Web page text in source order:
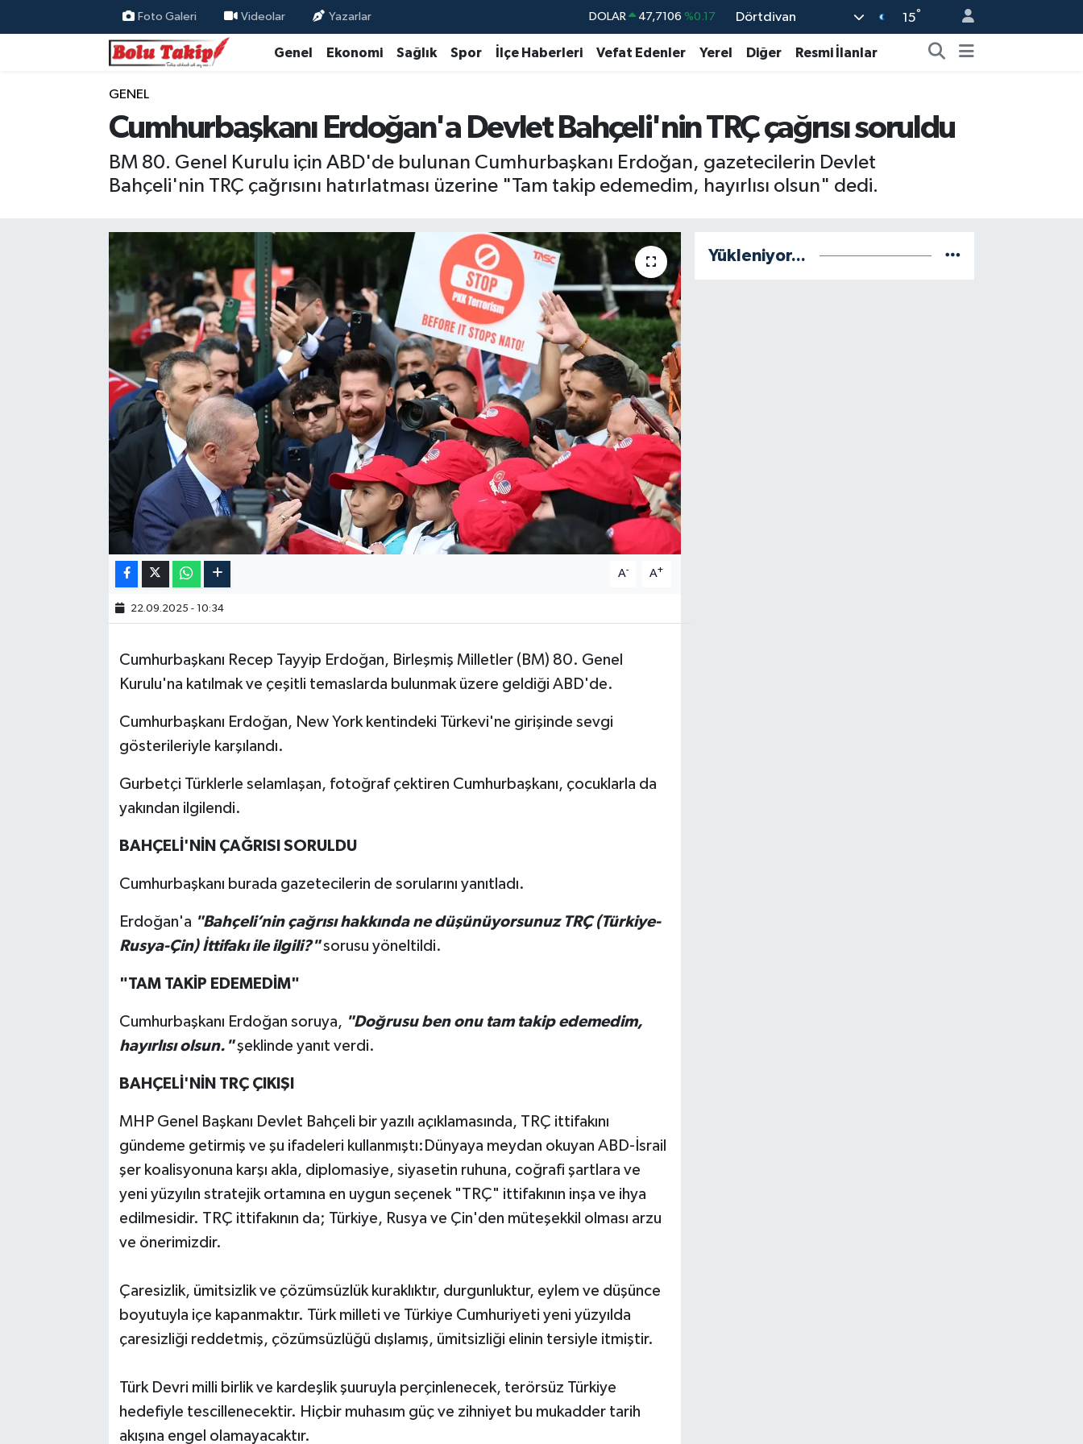
Foto Galeri Videolar Yazarlar DOLAR 47,7106 %0.17
EURO 55,1652 %0.27
BİST100 13.773 %-19
BITCOIN 65.130,04 %1.2
Dörtdivan 15°
Genel Ekonomi Sağlık Spor İlçe Haberleri Vefat Edenler Yerel Diğer Resmi İlanlar
GENEL
Cumhurbaşkanı Erdoğan'a Devlet Bahçeli'nin TRÇ çağrısı soruldu
BM 80. Genel Kurulu için ABD'de bulunan Cumhurbaşkanı Erdoğan, gazetecilerin Devlet
Bahçeli'nin TRÇ çağrısını hatırlatması üzerine "Tam takip edemedim, hayırlısı olsun" dedi.
A- A+
22.09.2025 - 10:34
Cumhurbaşkanı Recep Tayyip Erdoğan, Birleşmiş Milletler (BM) 80. Genel
Kurulu'na katılmak ve çeşitli temaslarda bulunmak üzere geldiği ABD'de.
Cumhurbaşkanı Erdoğan, New York kentindeki Türkevi'ne girişinde sevgi
gösterileriyle karşılandı.
Gurbetçi Türklerle selamlaşan, fotoğraf çektiren Cumhurbaşkanı, çocuklarla da
yakından ilgilendi.
BAHÇELİ'NİN ÇAĞRISI SORULDU
Cumhurbaşkanı burada gazetecilerin de sorularını yanıtladı.
Erdoğan'a "Bahçeli’nin çağrısı hakkında ne düşünüyorsunuz TRÇ (Türkiye-
Rusya-Çin) İttifakı ile ilgili?"sorusu yöneltildi.
"TAM TAKİP EDEMEDİM"
Cumhurbaşkanı Erdoğan soruya, "Doğrusu ben onu tam takip edemedim,
hayırlısı olsun."şeklinde yanıt verdi.
BAHÇELİ'NİN TRÇ ÇIKIŞI
MHP Genel Başkanı Devlet Bahçeli bir yazılı açıklamasında, TRÇ ittifakını
gündeme getirmiş ve şu ifadeleri kullanmıştı:Dünyaya meydan okuyan ABD-İsrail
şer koalisyonuna karşı akla, diplomasiye, siyasetin ruhuna, coğrafi şartlara ve
yeni yüzyılın stratejik ortamına en uygun seçenek "TRÇ" ittifakının inşa ve ihya
edilmesidir. TRÇ ittifakının da; Türkiye, Rusya ve Çin'den müteşekkil olması arzu
ve önerimizdir.
Çaresizlik, ümitsizlik ve çözümsüzlük kuraklıktır, durgunluktur, eylem ve düşünce
boyutuyla içe kapanmaktır. Türk milleti ve Türkiye Cumhuriyeti yeni yüzyılda
çaresizliği reddetmiş, çözümsüzlüğü dışlamış, ümitsizliği elinin tersiyle itmiştir.
Türk Devri milli birlik ve kardeşlik şuuruyla perçinlenecek, terörsüz Türkiye
hedefiyle tescillenecektir. Hiçbir muhasım güç ve zihniyet bu mukadder tarih
akışına engel olamayacaktır.
Yükleniyor...